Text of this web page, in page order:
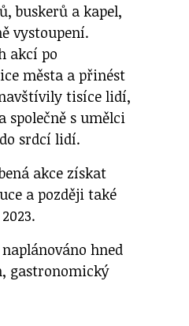
buskerů a kapel,
vystoupení.
akcí po
města a přinést
tisíce lidí,
společně s umělci
srdcí lidí.
akce získat
a později také
hned
gastronomický